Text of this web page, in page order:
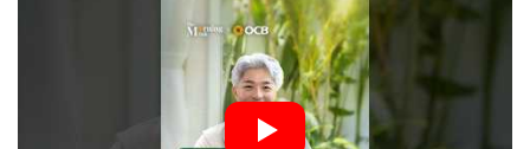
Kết nối này không chỉ tạo cơ hội tăng trưởng cho Việt Nam mà
còn tạo ra động lực cho thị trường crypto địa phương khi các
nhà đầu tư đa quốc gia tìm kiếm cơ hội đa dạng. Các yếu tố
như chính sách tài chính Việt Nam, xu hướng đầu tư ESG, và
ổn định thị trường sẽ ảnh hưởng trực tiếp đến lưu lượng vốn
nhập khẩu từ Nhật Bản. Bài cũng nhấn mạnh vai trò của thông